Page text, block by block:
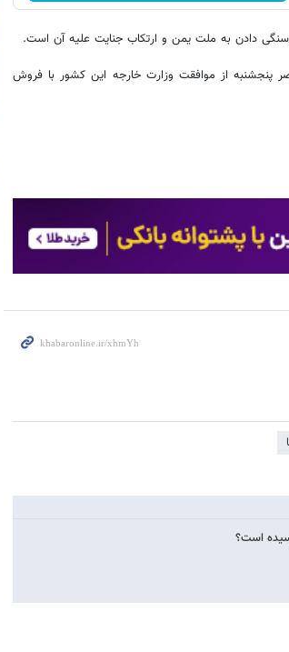
دادن به ملت یمن و ارتکاب جنایت علیه آن است.
پنجشنبه از موافقت وزارت خارجه این کشور با فروش
است؟